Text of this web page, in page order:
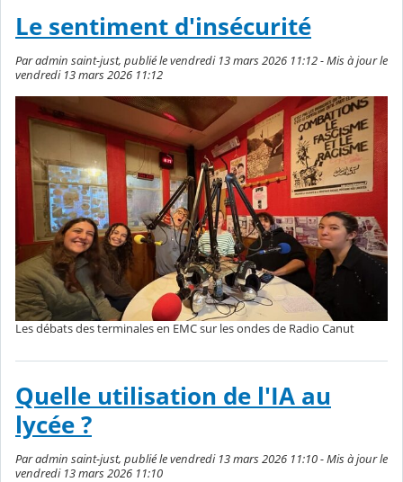
Le sentiment d'insécurité
Par admin saint-just, publié le vendredi 13 mars 2026 11:12 - Mis à jour le
vendredi 13 mars 2026 11:12
Les débats des terminales en EMC sur les ondes de Radio Canut
Quelle utilisation de l'IA au
lycée ?
Par admin saint-just, publié le vendredi 13 mars 2026 11:10 - Mis à jour le
vendredi 13 mars 2026 11:10